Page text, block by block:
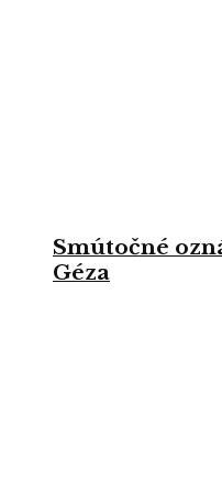
Smútočné
Géza